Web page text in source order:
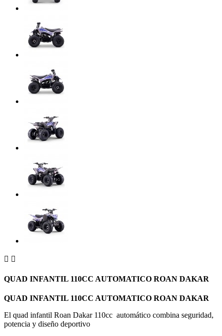
 
QUAD INFANTIL 110CC AUTOMATICO ROAN DAKAR
QUAD INFANTIL 110CC AUTOMATICO ROAN DAKAR
El quad infantil Roan Dakar 110cc automático combina seguridad,
potencia y diseño deportivo